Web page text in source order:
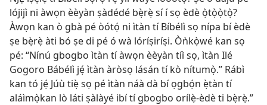
lójijì ni àwọn èèyàn ṣàdédé bẹ̀rẹ̀ sí í sọ èdè ọ̀tọ̀ọ̀tọ̀?
Àwọn kan ò gbà pé òótọ́ ni ìtàn tí Bíbélì sọ nípa bí èdè
ṣe bẹ̀rẹ̀ àti bó ṣe di pé ó wà lóríṣiríṣi. Òǹkọ̀wé kan sọ
pé: “Nínú gbogbo ìtàn tí àwọn èèyàn tíì sọ, ìtàn Ilé
Gogoro Bábélì jẹ́ ìtàn àròsọ lásán tí kò nítumọ̀.” Rábì
kan tó jẹ́ Júù tiẹ̀ sọ pé ìtàn náà dà bí ọgbọ́n ẹ̀tàn tí
aláìmọ̀kan lò láti ṣàlàyé ibí tí gbogbo orílẹ̀-èdè ti bẹ̀rẹ̀.”